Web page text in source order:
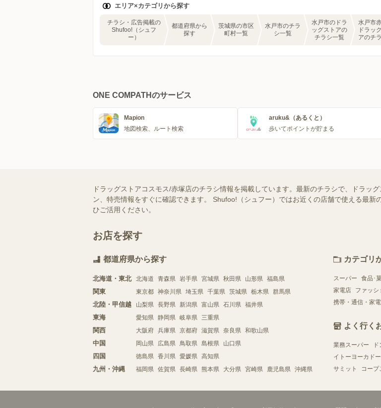
エリア×カテゴリから探す
チラシ・広告掲載の
Shufoo!（シュフ
ー）
都道府県から
探す
茨城県の市区
町村一覧
水戸市のチラ
シ一覧
水戸市のドラ
ッグストアの
チラシ一覧
水戸市
ドラッ
アのチラ
ONE COMPATHのサービス
Mapion
地図検索、ルート検索
aruku&（あるくと）
歩いてポイントが貯まる
ドラッグストアコスモス/赤塚店のチラシ情報を掲載しています。最新のチラシで、ドラッ
ン、特売情報をすぐに確認できます。 Shufoo!（シュフー）ではお近くの店舗で使える最
ひご活用ください。
お店を探す
都道府県から探す
北海道・東北 北海道 青森県 岩手県 宮城県 秋田県 山形県 福島県
関東 東京都 神奈川県 埼玉県 千葉県 茨城県 栃木県 群馬県
北陸・甲信越 山梨県 長野県 新潟県 富山県 石川県 福井県
東海 愛知県 静岡県 岐阜県 三重県
関西 大阪府 兵庫県 京都府 滋賀県 奈良県 和歌山県
中国 岡山県 広島県 鳥取県 島根県 山口県
四国 徳島県 香川県 愛媛県 高知県
九州・沖縄 福岡県 佐賀県 長崎県 熊本県 大分県 宮崎県 鹿児島県 沖縄県
カテゴリ
スーパー 食品･
家電店
ファッシ
携帯・通信・家電
よく行く
業務スーパー
イトーヨーカドー
サミット
コープ